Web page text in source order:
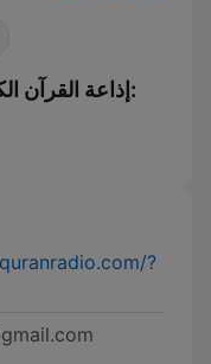
Frequencies إذاعة القرآن الكريم من القاهرة:
?